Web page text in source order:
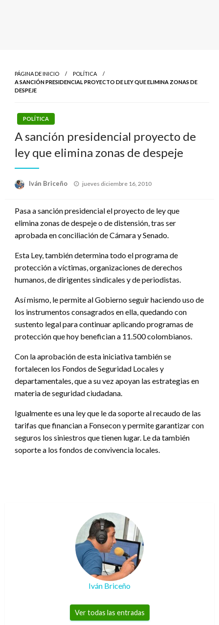
PÁGINA DE INICIO
POLÍTICA
A SANCIÓN PRESIDENCIAL PROYECTO DE LEY QUE ELIMINA ZONAS DE
DESPEJE
POLÍTICA
A sanción presidencial proyecto de
ley que elimina zonas de despeje
Iván Briceño
Publicado
jueves diciembre 16, 2010
Pasa a sanción presidencial el proyecto de ley que
elimina zonas de despeje o de distensión, tras ser
aprobada en conciliación de Cámara y Senado.
Esta Ley, también determina todo el programa de
protección a víctimas, organizaciones de derechos
humanos, de dirigentes sindicales y de periodistas.
Así mismo, le permite al Gobierno seguir haciendo uso de
los instrumentos consagrados en ella, quedando con
sustento legal para continuar aplicando programas de
protección que hoy benefician a 11.500 colombianos.
Con la aprobación de esta iniciativa también se
fortalecen los Fondos de Seguridad Locales y
departamentales, que a su vez apoyan las estrategias en
materia de seguridad ciudadana.
Igualmente es una ley que le da soporte al recaudo de las
tarifas que financian a Fonsecon y permite garantizar con
seguros los siniestros que tienen lugar. Le da también
soporte a los fondos de convivencia locales.
Iván Briceño
Ver todas las entradas